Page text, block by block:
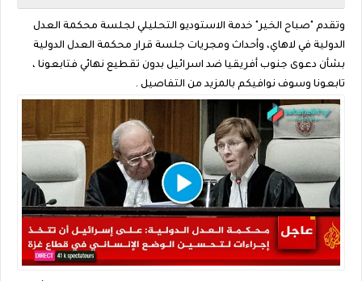
وتقدم "صباح الخير" خدمة الاستوديو التحليلي لجلسة محكمة العدل
الدولية في لاهاي، وأحداث ومجريات جلسة قرار محكمة العدل الدولية
بشأن دعوى جنوب أفريقيا ضد اسرائيل بدون تقطيع نهائي فتابعونا ،
تابعونا وسوف نوافيكم بالمزيد من التفاصيل .